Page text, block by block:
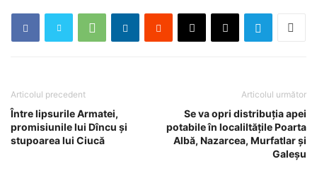
Articolul precedent
Între lipsurile Armatei,
promisiunile lui Dîncu și
stupoarea lui Ciucă
Articolul următor
Se va opri distribuţia apei
potabile în localiltăţile Poarta
Albă, Nazarcea, Murfatlar și
Galeșu